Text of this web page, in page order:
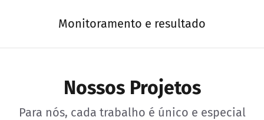
Monitoramento e resultado
Nossos Projetos
Para nós, cada trabalho é único e especial